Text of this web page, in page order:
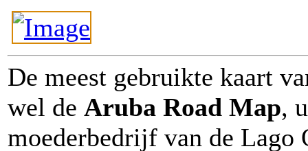
De meest gebruikte kaart
wel de Aruba Road Map,
moederbedrijf van de